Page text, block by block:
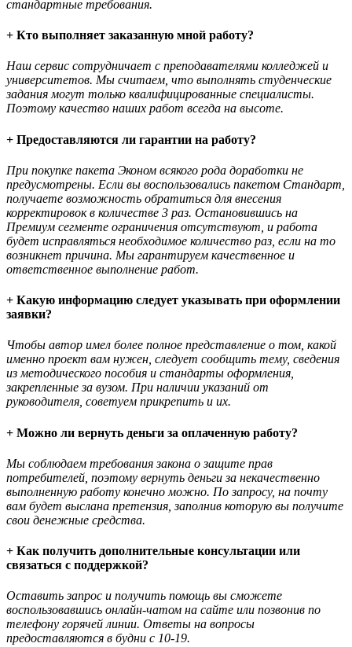
стандартные требования.
+ Кто выполняет заказанную мной работу?
Наш сервис сотрудничает с преподавателями колледжей и
университетов. Мы считаем, что выполнять студенческие
задания могут только квалифицированные специалисты.
Поэтому качество наших работ всегда на высоте.
+ Предоставляются ли гарантии на работу?
При покупке пакета Эконом всякого рода доработки не
предусмотрены. Если вы воспользовались пакетом Стандарт,
получаете возможность обратиться для внесения
корректировок в количестве 3 раз. Остановившись на
Премиум сегменте ограничения отсутствуют, и работа
будет исправляться необходимое количество раз, если на то
возникнет причина. Мы гарантируем качественное и
ответственное выполнение работ.
+ Какую информацию следует указывать при оформлении
заявки?
Чтобы автор имел более полное представление о том, какой
именно проект вам нужен, следует сообщить тему, сведения
из методического пособия и стандарты оформления,
закрепленные за вузом. При наличии указаний от
руководителя, советуем прикрепить и их.
+ Можно ли вернуть деньги за оплаченную работу?
Мы соблюдаем требования закона о защите прав
потребителей, поэтому вернуть деньги за некачественно
выполненную работу конечно можно. По запросу, на почту
вам будет выслана претензия, заполнив которую вы получите
свои денежные средства.
+ Как получить дополнительные консультации или
связаться с поддержкой?
Оставить запрос и получить помощь вы сможете
воспользовавшись онлайн-чатом на сайте или позвонив по
телефону горячей линии. Ответы на вопросы
предоставляются в будни с 10-19.